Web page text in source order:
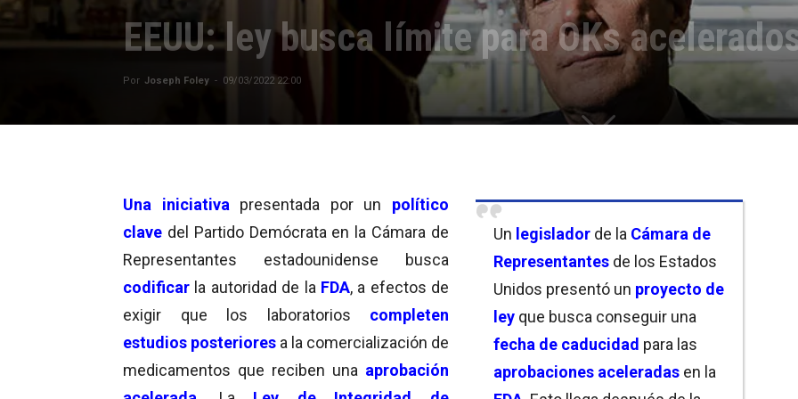
EEUU: ley busca límite para OKs
Por Joseph Foley - 09/03/2022 22:00
Un legislador de la Cámara de
Representantes de los Estados
Unidos presentó un proyecto de
ley que busca conseguir una
fecha de caducidad para las
aprobaciones aceleradas en la
Una iniciativa presentada por un político
clave del Partido Demócrata en la Cámara de
Representantes estadounidense busca
codificar la autoridad de la FDA, a efectos de
exigir que los laboratorios completen
estudios posteriores a la comercialización de
medicamentos que reciben una aprobación